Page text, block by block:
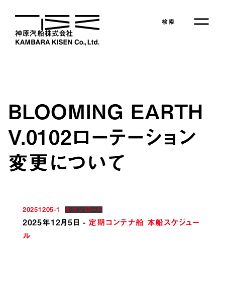
content
検索
会社情報
定期コンテナ船サービス
採用情報
BLOOMING EARTH
V.0102ローテーション
変更について
20251205-1 ダウンロード
2025年12月5日 - 定期コンテナ船 本船スケジュー
ル